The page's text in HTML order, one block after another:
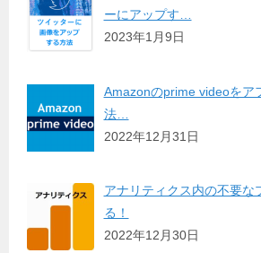
ーにアップす…
2023年1月9日
Amazonのprime videoをア
法…
2022年12月31日
アナリティクス内の不要な
る！
2022年12月30日